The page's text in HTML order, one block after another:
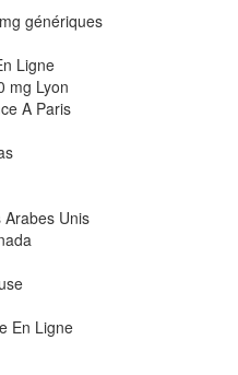
génériques
Ligne
mg Lyon
A Paris
Unis
En Ligne